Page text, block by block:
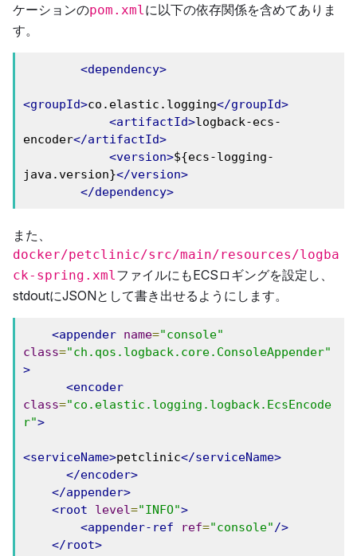
ケーションのpom.xml に以下の依存関係を含めてありま
す。
<dependency>
<groupId>co.elastic.logging</groupId>
<artifactId>logback-ecs-
encoder</artifactId>
<version>${ecs-logging-
java.version}</version>
</dependency>
また、
docker/petclinic/src/main/resources/logba
ck-spring.xml ファイルにもECSロギングを設定し、
stdoutにJSONとして書き出せるようにします。
<appender name="console"
class="ch.qos.logback.core.ConsoleAppender"
>
<encoder
class="co.elastic.logging.logback.EcsEncode
r">
<serviceName>petclinic</serviceName>
</encoder>
</appender>
<root
level="INFO">
<appender-ref
ref="console"/>
</root>